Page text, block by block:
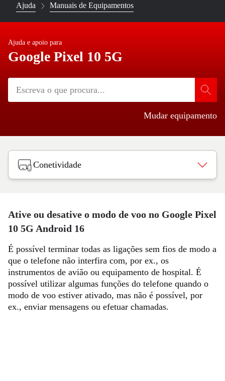
Ajuda Manuais de Equipamentos
Ajuda e apoio para
Google Pixel 10 5G
Mudar equipamento
Conetividade
Ative ou desative o modo de voo no Google Pixel
10 5G Android 16
É possível terminar todas as ligações sem fios de modo a
que o telefone não interfira com, por ex., os
instrumentos de avião ou equipamento de hospital. É
possível utilizar algumas funções do telefone quando o
modo de voo estiver ativado, mas não é possível, por
ex., enviar mensagens ou efetuar chamadas.